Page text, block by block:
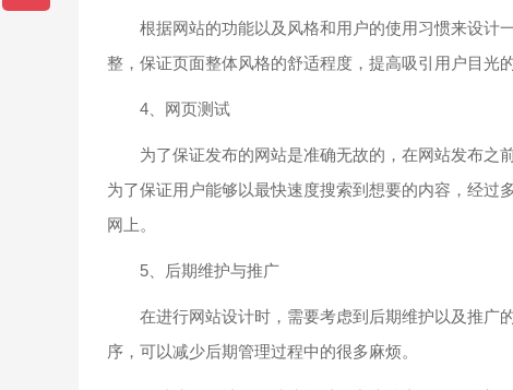
根据网站的功能以及风格和用户的使用习惯来设计
整，保证页面整体风格的舒适程度，提高吸引用户目光
4、网页测试
为了保证发布的网站是准确无故的，在网站发布之
为了保证用户能够以最快速度搜索到想要的内容，经过
网上。
5、后期维护与推广
在进行网站设计时，需要考虑到后期维护以及推广
序，可以减少后期管理过程中的很多麻烦。